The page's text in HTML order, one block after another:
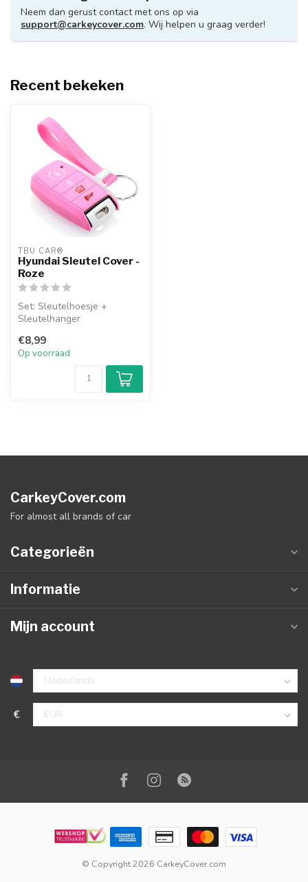
Neem dan gerust contact met ons op via
support@carkeycover.com. Wij helpen u graag verder!
Recent bekeken
TBU CAR®
Hyundai Sleutel Cover -
Roze
Set: Sleutelhoesje +
Sleutelhanger
€8,99
Op voorraad
CarkeyCover.com
For almost all brands of car
Categorieën
Informatie
Mijn account
€
© Copyright 2026 CarkeyCover.com